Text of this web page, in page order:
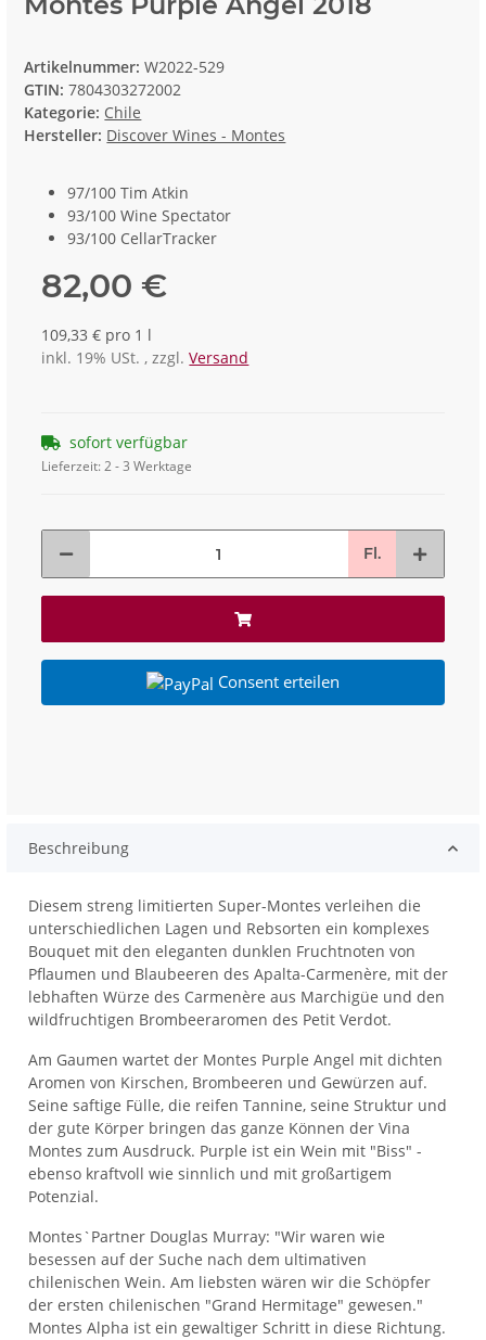
Artikelnummer:W2022-529
GTIN: 7804303272002
Kategorie: Chile
Hersteller: Discover Wines - Montes
97/100 Tim Atkin
93/100 Wine Spectator
93/100 CellarTracker
82,00 €
109,33 € pro 1 l
inkl. 19% USt. , zzgl.Versand
sofort verfügbar
Lieferzeit:2 - 3 Werktage
Fl.
Consent erteilen
Beschreibung
Diesem streng limitierten Super-Montes verleihen die
unterschiedlichen Lagen und Rebsorten ein komplexes
Bouquet mit den eleganten dunklen Fruchtnoten von
Pflaumen und Blaubeeren des Apalta-Carmenère, mit der
lebhaften Würze des Carmenère aus Marchigüe und den
wildfruchtigen Brombeeraromen des Petit Verdot.
Am Gaumen wartet der Montes Purple Angel mit dichten
Aromen von Kirschen, Brombeeren und Gewürzen auf.
Seine saftige Fülle, die reifen Tannine, seine Struktur und
der gute Körper bringen das ganze Können der Vina
Montes zum Ausdruck. Purple ist ein Wein mit "Biss" -
ebenso kraftvoll wie sinnlich und mit großartigem
Potenzial.
Montes`Partner Douglas Murray: "Wir waren wie
besessen auf der Suche nach dem ultimativen
chilenischen Wein. Am liebsten wären wir die Schöpfer
der ersten chilenischen "Grand Hermitage" gewesen."
Montes Alpha ist ein gewaltiger Schritt in diese Richtung.